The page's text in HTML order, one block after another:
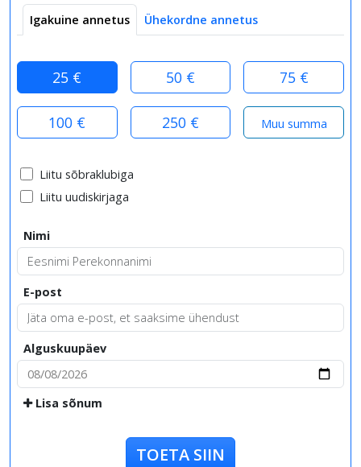
Igakuine annetus Ühekordne annetus
25 € 50 € 75 €
100 € 250 €
Liitu sõbraklubiga
Liitu uudiskirjaga
Nimi
E-post
Alguskuupäev
Lisa sõnum
TOETA SIIN